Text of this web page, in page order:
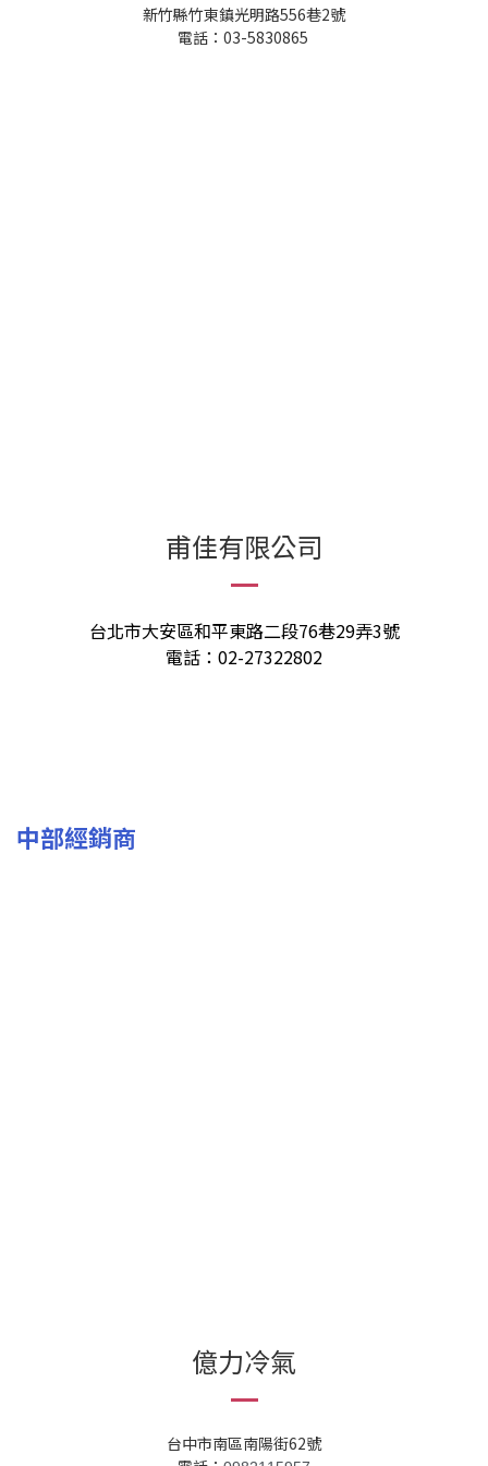
新竹縣竹東鎮光明路556巷2號
電話：03-5830865
甫佳有限公司
台北市大安區和平東路二段76巷29弄3號
電話：02-27322802
中部經銷商
億力冷氣
台中市南區南陽街62號